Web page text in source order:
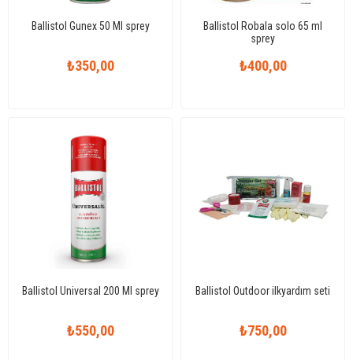
Ballistol Gunex 50 Ml sprey
₺350,00
Ballistol Robala solo 65 ml
sprey
₺400,00
Ballistol Universal 200 Ml sprey
₺550,00
Ballistol Outdoor ilkyardım seti
₺750,00